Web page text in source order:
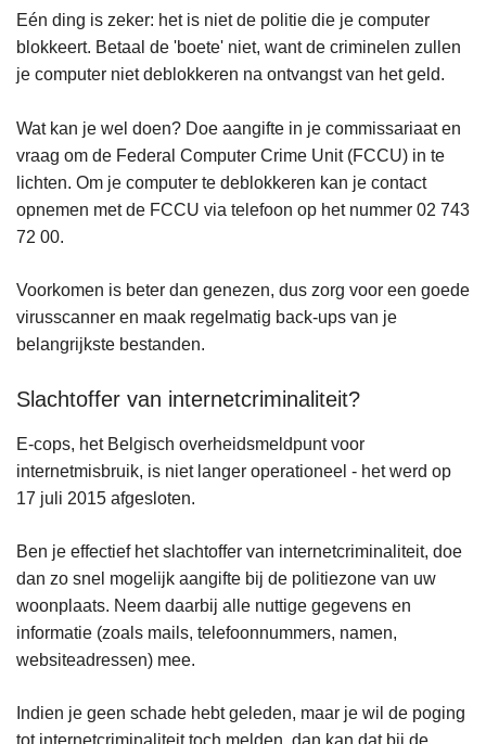
Eén ding is zeker: het is niet de politie die je computer
blokkeert. Betaal de 'boete' niet, want de criminelen zullen
je computer niet deblokkeren na ontvangst van het geld.
Wat kan je wel doen? Doe aangifte in je commissariaat en
vraag om de Federal Computer Crime Unit (FCCU) in te
lichten. Om je computer te deblokkeren kan je contact
opnemen met de FCCU via telefoon op het nummer 02 743
72 00.
Voorkomen is beter dan genezen, dus zorg voor een goede
virusscanner en maak regelmatig back-ups van je
belangrijkste bestanden.
Slachtoffer van internetcriminaliteit?
E-cops, het Belgisch overheidsmeldpunt voor
internetmisbruik, is niet langer operationeel - het werd op
17 juli 2015 afgesloten.
Ben je effectief het slachtoffer van internetcriminaliteit, doe
dan zo snel mogelijk aangifte bij de politiezone van uw
woonplaats. Neem daarbij alle nuttige gegevens en
informatie (zoals mails, telefoonnummers, namen,
websiteadressen) mee.
Indien je geen schade hebt geleden, maar je wil de poging